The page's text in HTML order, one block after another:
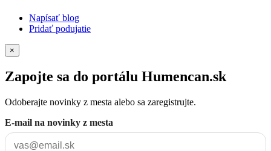
Napísať blog
Pridať podujatie
×
Zapojte sa do portálu Humencan.sk
Odoberajte novinky z mesta alebo sa zaregistrujte.
E-mail na novinky z mesta